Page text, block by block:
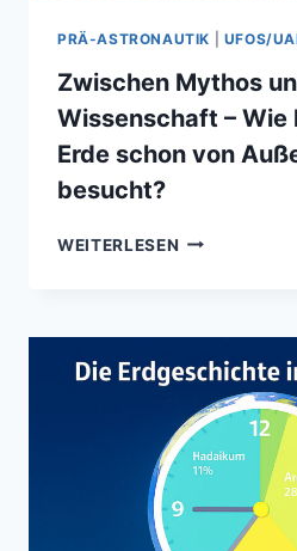
PRÄ-ASTRONAUTIK UFOS/
Zwischen Mythos
Wissenschaft – Wie
Erde schon von
besucht?
WEITERLESEN ZWISCHEN
–
WIE
WIRD
DIE
ERDE
VON